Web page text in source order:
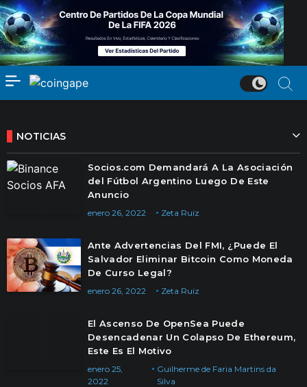
NOTICIAS
Socios.com Demandará A La Asociación
del Fútbol Argentino Luego De Este
Anuncio
Zeta Ruiz
enero 26, 2022
Ante Advertencias Del FMI, ¿Puede El
Salvador Eliminar Bitcoin Como Moneda
De Curso Legal?
Zeta Ruiz
enero 26, 2022
El Ascenso De OpenSea Puede
Desencadenar Un Colapso De Ethereum,
Este Es El Motivo
Guilherme de Faria Martins da
Silva
enero 25,
2022